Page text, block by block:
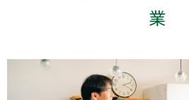
業